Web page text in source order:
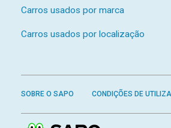
Carros usados por marca
Carros usados por localização
SOBRE O SAPO CONDIÇÕES DE